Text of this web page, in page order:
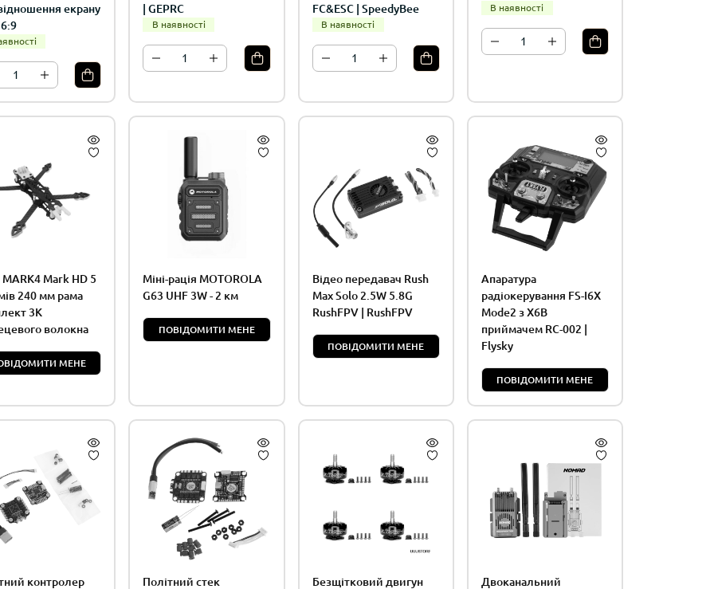
екрану
| GEPRC
В наявності
FC&ESC | SpeedyBee
В наявності
В наявності
Mark HD 5
240 мм рама
3K
волокна
МЕНЕ
Міні-рація MOTOROLA
G63 UHF 3W - 2 км
ПОВІДОМИТИ МЕНЕ
Відео передавач Rush
Max Solo 2.5W 5.8G
RushFPV | RushFPV
ПОВІДОМИТИ МЕНЕ
Апаратура
радіокерування FS-I6X
Mode2 з X6B
приймачем RC-002 |
Flysky
ПОВІДОМИТИ МЕНЕ
контролер
Політний стек
Безщітковий двигун
Двоканальний